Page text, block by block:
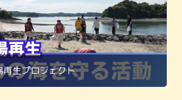
再生プロジェクト